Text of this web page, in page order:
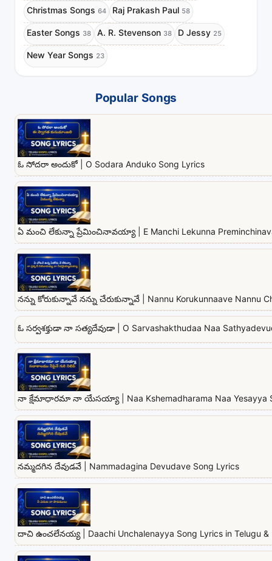
Christmas Songs 64 Raj Prakash Paul 58
Easter Songs 38 A. R. Stevenson 38 D Jessy 25
New Year Songs 23
Popular Songs
ఓ సోదరా అందుకో | O Sodara Anduko Song Lyrics
ఏ మంచి లేకున్నా ప్రేమించినావయ్యా | E Manchi Lekunna
నన్ను కోరుకున్నావే నన్ను చేరుకున్నావే | Nannu Korukunnaave Nannu
ఓ సర్వశక్తుడా నా సత్యదేవుడా | O Sarvashakthudaa Naa
నా క్షేమాధారమా నా యేసయ్యా | Naa Kshemadharama Naa Yesayya
నమ్మదగిన దేవుడవే | Nammadagina Devudave Song Lyrics
దాచి ఉంచలేనయ్య | Daachi Unchalenayya Song Lyrics in Telugu &